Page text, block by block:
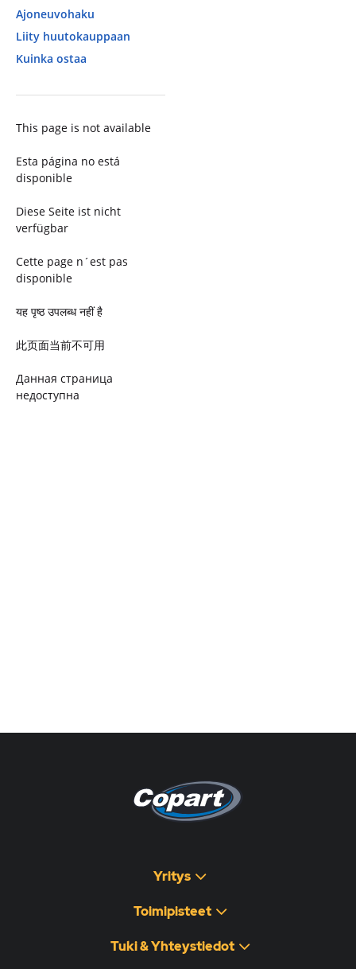
Ajoneuvohaku
Liity huutokauppaan
Kuinka ostaa
This page is not available
Esta página no está
disponible
Diese Seite ist nicht
verfügbar
Cette page n´est pas
disponible
यह पृष्ठ उपलब्ध नहीं है
此页面当前不可用
Данная страница
недоступна
Yritys
Toimipisteet
Tuki & Yhteystiedot